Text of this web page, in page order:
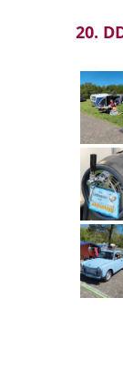
20.